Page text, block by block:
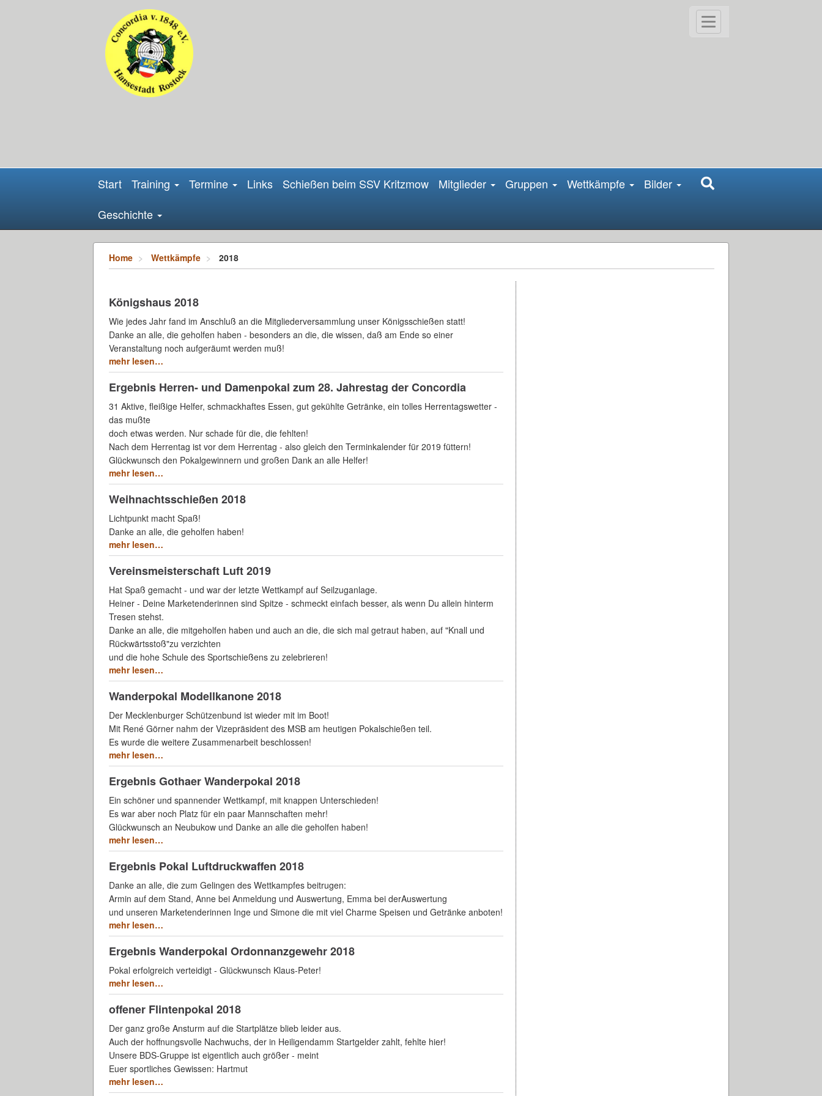
öffnen
Start Training Termine Links Schießen beim SSV Kritzmow Mitglieder Gruppen Wettkämpfe
Bilder
Geschichte
Home Wettkämpfe 2018
Königshaus 2018
Wie jedes Jahr fand im Anschluß an die Mitgliederversammlung unser Königsschießen statt!
Danke an alle, die geholfen haben - besonders an die, die wissen, daß am Ende so einer
Veranstaltung noch aufgeräumt werden muß!
mehr lesen…
Ergebnis Herren- und Damenpokal zum 28. Jahrestag der Concordia
31 Aktive, fleißige Helfer, schmackhaftes Essen, gut gekühlte Getränke, ein tolles Herrentagswetter -
das mußte
doch etwas werden. Nur schade für die, die fehlten!
Nach dem Herrentag ist vor dem Herrentag - also gleich den Terminkalender für 2019 füttern!
Glückwunsch den Pokalgewinnern und großen Dank an alle Helfer!
mehr lesen…
Weihnachtsschießen 2018
Lichtpunkt macht Spaß!
Danke an alle, die geholfen haben!
mehr lesen…
Vereinsmeisterschaft Luft 2019
Hat Spaß gemacht - und war der letzte Wettkampf auf Seilzuganlage.
Heiner - Deine Marketenderinnen sind Spitze - schmeckt einfach besser, als wenn Du allein hinterm
Tresen stehst.
Danke an alle, die mitgeholfen haben und auch an die, die sich mal getraut haben, auf "Knall und
Rückwärtsstoß"zu verzichten
und die hohe Schule des Sportschießens zu zelebrieren!
mehr lesen…
Wanderpokal Modellkanone 2018
Der Mecklenburger Schützenbund ist wieder mit im Boot!
Mit René Görner nahm der Vizepräsident des MSB am heutigen Pokalschießen teil.
Es wurde die weitere Zusammenarbeit beschlossen!
mehr lesen…
Ergebnis Gothaer Wanderpokal 2018
Ein schöner und spannender Wettkampf, mit knappen Unterschieden!
Es war aber noch Platz für ein paar Mannschaften mehr!
Glückwunsch an Neubukow und Danke an alle die geholfen haben!
mehr lesen…
Ergebnis Pokal Luftdruckwaffen 2018
Danke an alle, die zum Gelingen des Wettkampfes beitrugen:
Armin auf dem Stand, Anne bei Anmeldung und Auswertung, Emma bei derAuswertung
und unseren Marketenderinnen Inge und Simone die mit viel Charme Speisen und Getränke anboten!
mehr lesen…
Ergebnis Wanderpokal Ordonnanzgewehr 2018
Pokal erfolgreich verteidigt - Glückwunsch Klaus-Peter!
mehr lesen…
offener Flintenpokal 2018
Der ganz große Ansturm auf die Startplätze blieb leider aus.
Auch der hoffnungsvolle Nachwuchs, der in Heiligendamm Startgelder zahlt, fehlte hier!
Unsere BDS-Gruppe ist eigentlich auch größer - meint
Euer sportliches Gewissen: Hartmut
mehr lesen…